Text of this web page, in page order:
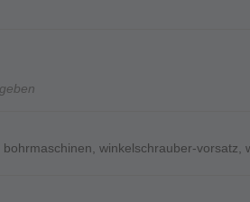
, winkelschrauber-vorsatz,